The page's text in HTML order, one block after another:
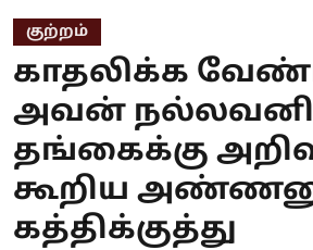
குற்றம்
காதலிக்க
அவன்
தங்கைக்கு
கூறிய
கத்திக்குத்து